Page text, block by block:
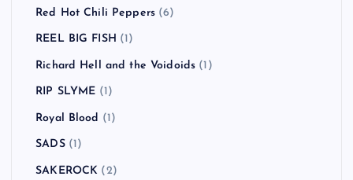
Red Hot Chili Peppers (6)
REEL BIG FISH (1)
Richard Hell and the Voidoids (1)
RIP SLYME (1)
Royal Blood (1)
SADS(1)
SAKEROCK (2)